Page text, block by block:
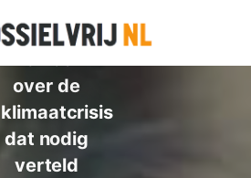
een
over de
klimaatcrisis
dat nodig
verteld